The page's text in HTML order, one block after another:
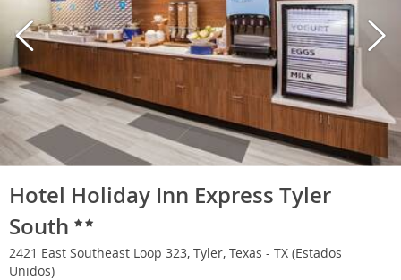
Hotel Holiday Inn Express Tyler
South
2421 East Southeast Loop 323, Tyler, Texas - TX (Estados
Unidos)